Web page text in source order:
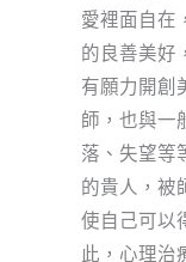
愛裡面自在
的良善美好
有願力開創
師，也與一
落、失望等
的貴人，被
使自己可以
此，心理治